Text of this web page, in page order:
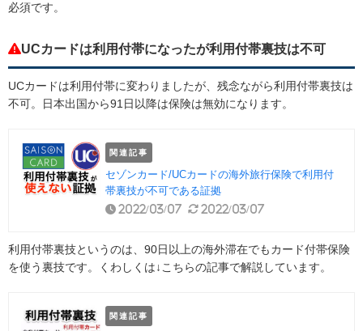
必須です。
UCカードは利用付帯になったが利用付帯裏技は不可
UCカードは利用付帯に変わりましたが、残念ながら利用付帯裏技は
不可。日本出国から91日以降は保険は無効になります。
関連記事
セゾンカード/UCカードの海外旅行保険で利用付
帯裏技が不可である証拠
2022/03/07 2022/03/07
利用付帯裏技というのは、90日以上の海外滞在でもカード付帯保険
を使う裏技です。くわしくは↓こちらの記事で解説しています。
関連記事